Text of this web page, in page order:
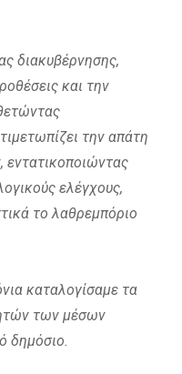
διακυβέρνησης,
και την
την απάτη
ελέγχους,
το λαθρεμπόριο
καταλογίσαμε τα
των μέσων
δημόσιο.